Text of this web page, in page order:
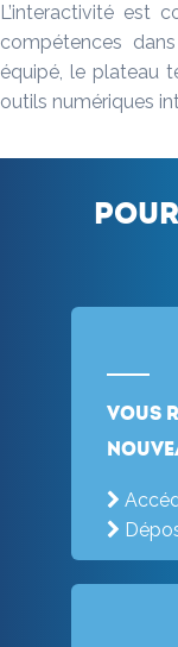
L’interactivité est
compétences
équipé, le plateau
outils numériques
Vous